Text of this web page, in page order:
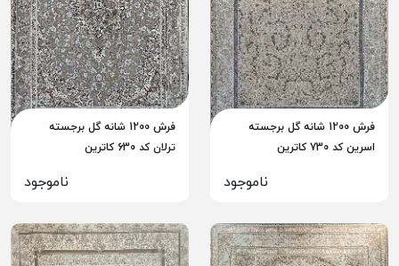
فرش 1200 شانه گل برجسته
اسرین کد 730 کاترین
ناموجود
فرش 1200 شانه گل برجسته
ترلان کد 630 کاترین
ناموجود